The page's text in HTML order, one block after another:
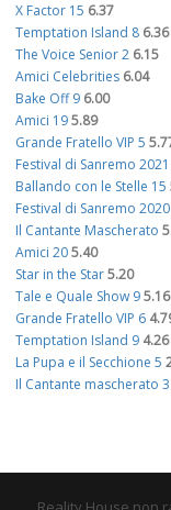
X Factor 15 6.37
Temptation Island 8 6.36
The Voice Senior 2 6.15
Amici Celebrities 6.04
Bake Off 9 6.00
Amici 195.89
Grande Fratello VIP 5
Festival di Sanremo 2021
Ballando con le Stelle 15
Festival di Sanremo 2020
Il Cantante Mascherato
Amici 205.40
Star in the Star5.20
Tale e Quale Show 95.16
Grande Fratello VIP 6
Temptation Island 9 4.26
La Pupa e il Secchione 5
Il Cantante mascherato 3